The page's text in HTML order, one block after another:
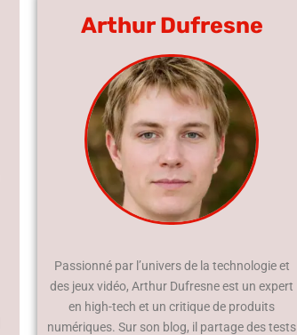
Arthur Dufresne
Passionné par l’univers de la technologie et
des jeux vidéo, Arthur Dufresne est un expert
en high-tech et un critique de produits
numériques. Sur son blog, il partage des tests